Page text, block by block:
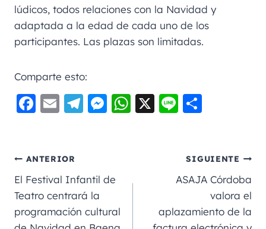
lúdicos, todos relaciones con la Navidad y
adaptada a la edad de cada uno de los
participantes. Las plazas son limitadas.
Comparte esto:
F
e
b
o
o
E
l
Te
m
M
n
er
W
A
X
Li
p
a
rt
ir
ANTERIOR
El Festival Infantil de
Teatro centrará la
programación cultural
SIGUIENTE
ASAJA Córdoba
valora el
aplazamiento de la